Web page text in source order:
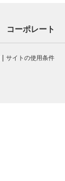
コーポレート
| サイトの使用条件